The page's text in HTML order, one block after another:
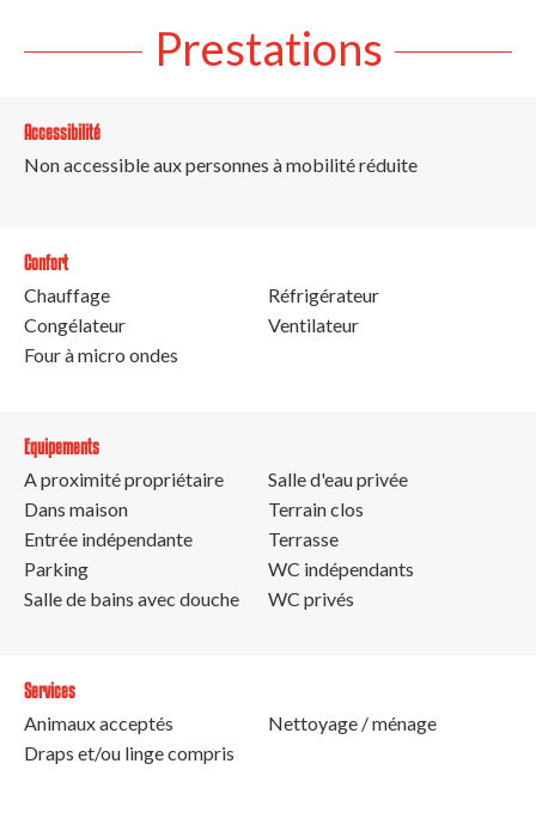
Prestations
Accessibilité
Non accessible aux personnes à mobilité réduite
Confort
Chauffage
Congélateur
Four à micro ondes
Réfrigérateur
Ventilateur
Equipements
A proximité propriétaire
Dans maison
Entrée indépendante
Parking
Salle de bains avec douche
Salle d'eau privée
Terrain clos
Terrasse
WC indépendants
WC privés
Services
Animaux acceptés
Draps et/ou linge compris
Nettoyage / ménage